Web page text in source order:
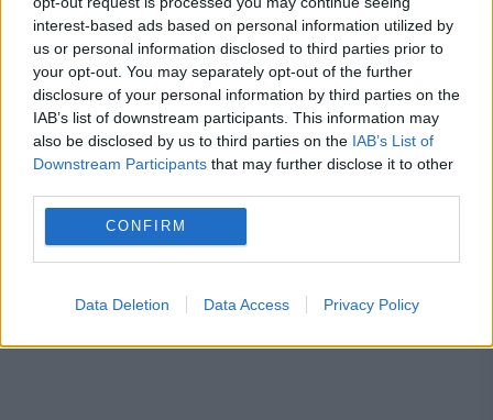
interest-based ads based on personal information utilized by
us or personal information disclosed to third parties prior to
your opt-out. You may separately opt-out of the further
disclosure of your personal information by third parties on the
IAB’s list of downstream participants. This information may
also be disclosed by us to third parties on the IAB’s List of
Downstream Participants that may further disclose it to other
CONFIRM
Data Deletion Data Access Privacy Policy
matei paun nicusor dan presedinte
PSD